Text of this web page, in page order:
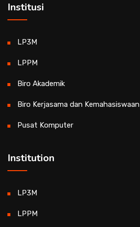
Institusi
LP3M
LPPM
Biro Akademik
Biro Kerjasama dan Kemahasiswaan
Pusat Komputer
Institution
LP3M
LPPM